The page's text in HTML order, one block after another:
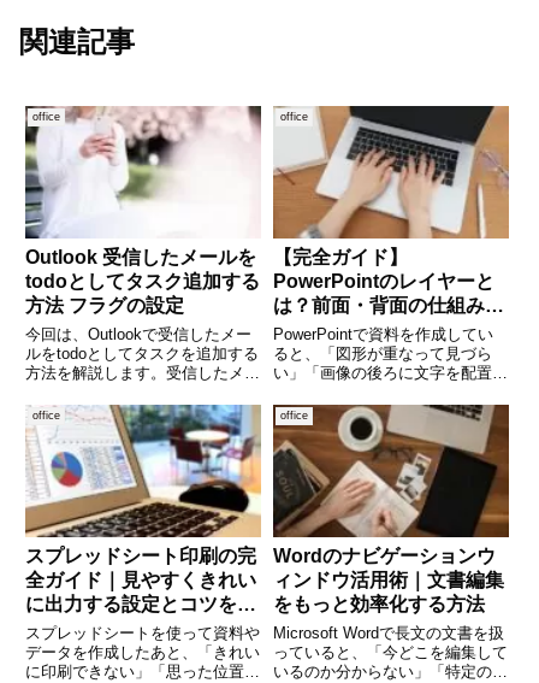
関連記事
office
Outlook 受信したメールを
todoとしてタスク追加する
方法 フラグの設定
今回は、Outlookで受信したメー
ルをtodoとしてタスクを追加する
方法を解説します。受信したメー
できれば、タスク登録にかかる時
間を削減できます。
(adsbygoogle = window.adsbygoo
office
【完全ガイド】
PowerPointのレイヤーと
は？前面・背面の仕組みと
使い方を徹底解説
PowerPointで資料を作成してい
ると、「図形が重なって見づら
い」「画像の後ろに文字を配置し
とがあります。こうしたときに重
要になるのが「レイヤー」の考え
方です。PowerPointには
Photoshopのよ
office
スプレッドシート印刷の完
全ガイド｜見やすくきれい
に出力する設定とコツを徹
底解説
スプレッドシートを使って資料や
データを作成したあと、「きれい
に印刷できない」「思った位置で
office
Wordのナビゲーションウ
ィンドウ活用術｜文書編集
をもっと効率化する方法
Microsoft Wordで長文の文書を扱
っていると、「今どこを編集して
いるのか分からない」「特定の見